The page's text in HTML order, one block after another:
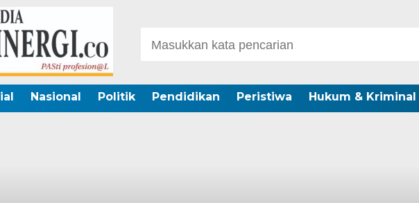
Nasional Politik Pendidikan Peristiwa Hukum & Kriminal